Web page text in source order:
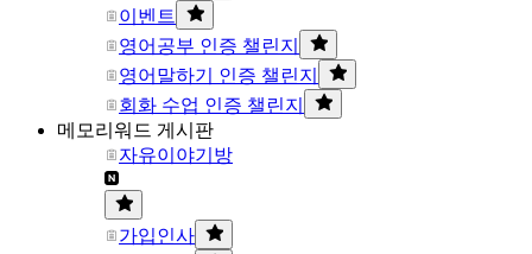
이벤트
영어공부 인증 챌린지
영어말하기 인증 챌린지
회화 수업 인증 챌린지
메모리워드 게시판
자유이야기방
가입인사